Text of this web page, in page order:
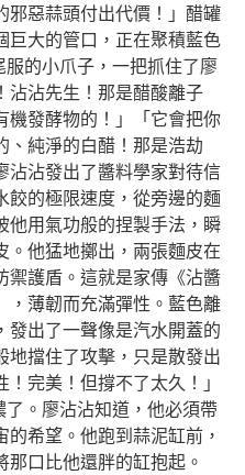
邪惡蒜頭付出代價！」醋罐
巨大的管口，正在聚積藍色
的小爪子，一把抓住了廖
沾沾先生！那是醋酸離子
機發酵物的！」「它會把你
、純淨的白醋！那是浩劫
沾沾發出了醬料學家對待信
餃的極限速度，從旁邊的麵
他用氣功般的捏製手法，瞬
。他猛地擲出，兩張麵皮在
禦護盾。這就是家傳《沾醬
，薄韌而充滿彈性。藍色離
發出了一聲像是汽水開蓋的
地擋住了攻擊，只是散發出
完美！但撐不了太久！」
。廖沾沾知道，他必須帶
希望。他跑到蒜泥缸前，
口比他還胖的缸抱起。